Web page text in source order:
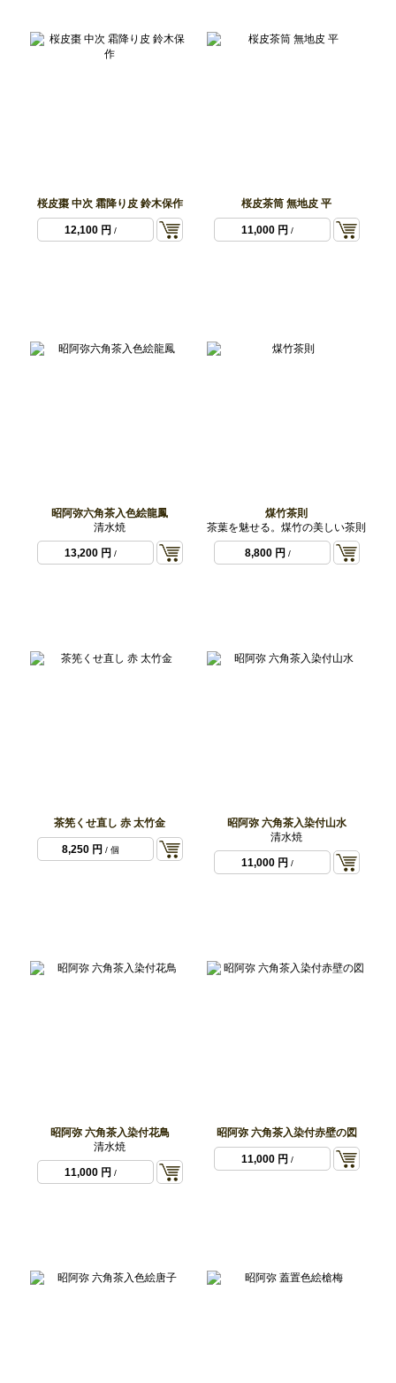
桜皮棗 中次 霜降り皮 鈴木保作
12,100 円 /
桜皮茶筒 無地皮 平
11,000 円 /
昭阿弥六角茶入色絵龍鳳
清水焼
13,200 円 /
煤竹茶則
茶葉を魅せる。煤竹の美しい茶則
8,800 円 /
茶筅くせ直し 赤 太竹金
8,250 円 / 個
昭阿弥 六角茶入染付山水
清水焼
11,000 円 /
昭阿弥 六角茶入染付花鳥
清水焼
11,000 円 /
昭阿弥 六角茶入染付赤壁の図
11,000 円 /